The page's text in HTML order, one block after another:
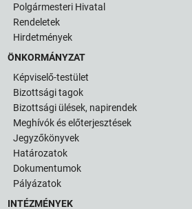
Polgármesteri Hivatal
Rendeletek
Hirdetmények
ÖNKORMÁNYZAT
Képviselő-testület
Bizottsági tagok
Bizottsági ülések, napirendek
Meghívók és előterjesztések
Jegyzőkönyvek
Határozatok
Dokumentumok
Pályázatok
INTÉZMÉNYEK